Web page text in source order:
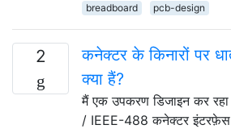
breadboard
pcb-design
2
कनेक्टर के किनारों पर
क्या हैं?
मैं एक उपकरण डिजाइन कर
/ IEEE-488 कनेक्टर इंटरफ़ेस